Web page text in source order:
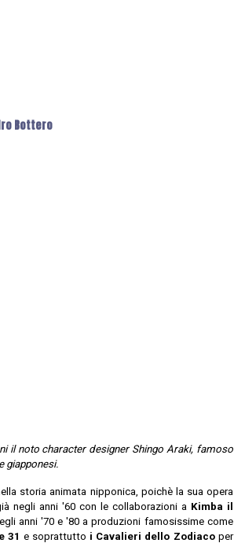
Bottero
il noto character designer Shingo Araki, famoso
giapponesi.
storia animata nipponica, poichè la sua opera
negli anni '60 con le collaborazioni a Kimba il
anni '70 e '80 a produzioni famosissime come
31 e soprattutto i Cavalieri dello Zodiaco per